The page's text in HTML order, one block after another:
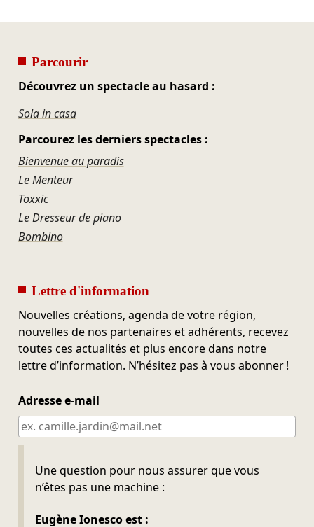
Parcourir
Découvrez un spectacle au hasard :
Sola in casa
Parcourez les derniers spectacles :
Bienvenue au paradis
Le Menteur
Toxxic
Le Dresseur de piano
Bombino
Lettre d'information
Nouvelles créations, agenda de votre région,
nouvelles de nos partenaires et adhérents, recevez
toutes ces actualités et plus encore dans notre
lettre d’information. N’hésitez pas à vous abonner !
Adresse e-mail
Une question pour nous assurer que vous
n’êtes pas une machine :
Eugène Ionesco est :
Ne pas remplir